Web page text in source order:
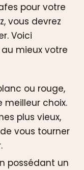
pour votre
vous devrez
Voici
mieux votre
ou rouge,
meilleur choix.
plus vieux,
vous tourner
possédant un